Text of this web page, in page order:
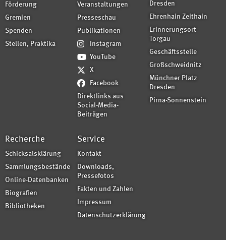
Förderung
Gremien
Spenden
Stellen, Praktika
Veranstaltungen
Presseschau
Publikationen
Instagram
YouTube
X
Facebook
Direktlinks aus
Social-Media-
Beiträgen
Dresden
Ehrenhain Zeithain
Erinnerungsort
Torgau
Geschäftsstelle
Großschweidnitz
Münchner Platz
Dresden
Pirna-Sonnenstein
Recherche
Schicksalsklärung
Sammlungsbestände
Online-Datenbanken
Biografien
Bibliotheken
Service
Kontakt
Downloads,
Pressefotos
Fakten und Zahlen
Impressum
Datenschutzerklärung